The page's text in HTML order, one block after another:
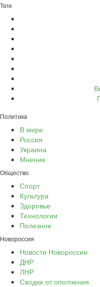
Теги
Политика
В мире
Россия
Украина
Мнение
Общество
Спорт
Культура
Здоровье
Технологии
Полезное
Новороссия
Новости Новороссии
ДНР
ЛНР
Сводки от ополчения